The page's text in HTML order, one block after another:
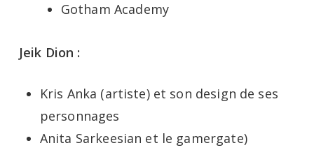
Gotham Academy
Jeik Dion :
Kris Anka (artiste) et son design de ses
personnages
Anita Sarkeesian et le gamergate)